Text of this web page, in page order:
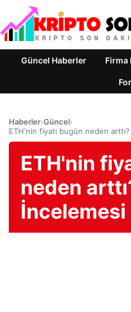
Güncel Haberler Firma
Haberler›Güncel›
ETH'nin fiyatı bugün neden
ETH'nin
neden
İncelemesi